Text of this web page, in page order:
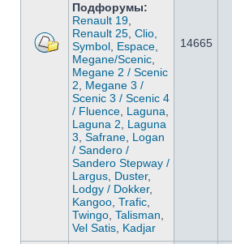
Подфорумы:
Renault 19
Renault 25 Clio,
Symbol Espace
Megane/Scenic
Megane 2 / Scenic
2
Megane 3 /
Scenic 3 / Scenic 4
/ Fluence Laguna
Laguna 2
Laguna
3 Safrane Logan
/ Sandero /
Sandero Stepway /
Largus Duster,
Lodgy / Dokker,
Kangoo Trafic
Twingo Talisman
Vel Satis Kadjar
14665